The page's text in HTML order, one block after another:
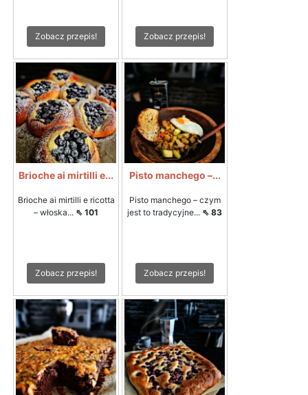
Zobacz przepis! Zobacz przepis!
Brioche ai mirtilli e...
Brioche ai mirtilli e ricotta
– włoska... ⇖ 101
Zobacz przepis!
Pisto manchego –...
Pisto manchego – czym
jest to tradycyjne... ⇖ 83
Zobacz przepis!